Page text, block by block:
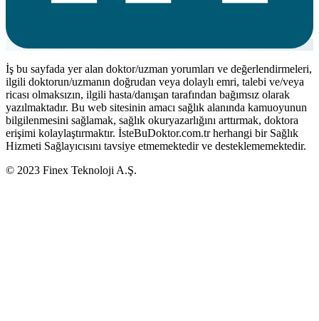
İş bu sayfada yer alan doktor/uzman yorumları ve değerlendirmeleri,
ilgili doktorun/uzmanın doğrudan veya dolaylı emri, talebi ve/veya
ricası olmaksızın, ilgili hasta/danışan tarafından bağımsız olarak
yazılmaktadır. Bu web sitesinin amacı sağlık alanında kamuoyunun
bilgilenmesini sağlamak, sağlık okuryazarlığını arttırmak, doktora
erişimi kolaylaştırmaktır. İsteBuDoktor.com.tr herhangi bir Sağlık
Hizmeti Sağlayıcısını tavsiye etmemektedir ve desteklememektedir.
© 2023 Finex Teknoloji A.Ş.